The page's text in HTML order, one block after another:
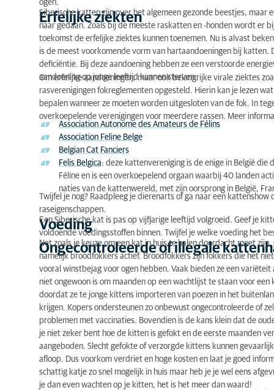
Vijf weetjes over Siberische katten
ogen.
Erfelijke ziekten
Siberische katten zijn over het algemeen gezonde beestjes, maar
naar gedaan. Zoals bij de meeste raskatten en -honden wordt er
toekomst de erfelijke ziektes kunnen toenemen. Nu is alvast
is de meest voorkomende vorm van hartaandoeningen bij
deficiëntie. Bij deze aandoening hebben ze een verstoorde
aandoening op jonge leeftijd kunnen sterven.
Om erfelijke aandoeningen, maar ook belangrijke virale ziektes
rasverenigingen fokreglementen opgesteld. Hierin kan je lezen
bepalen wanneer ze moeten worden uitgesloten van de fok. In
overkoepelende verenigingen voor meerdere rassen. Meer
Association Autonome des Amateurs de Félins
Association Feline Belge
Belgian Cat Fanciers
Felis Belgica: deze kattenvereniging is de enige in België
Féline en is een overkoepelend orgaan waarbij 40 landen
naties van de kattenwereld, met zijn oorsprong in België,
Twijfel je nog? Raadpleeg je dierenarts of ga naar een
raseigenschappen.
Voeding
Een Siberische kat is pas op vijfjarige leeftijd volgroeid. Geef je
voldoende voedingsstoffen binnen. Twijfel je welke voeding het
Ongecontroleerde of illegale
Net zoals je keuze om een kat in huis te halen doordacht moet
namelijk broodfokkers actief. Broodfokkers zijn fokkers die het
vooral winstbejag voor ogen hebben. Vaak bieden ze een
niet ongewoon is om maanden op een wachtlijst te staan voor
doordat ze te jonge kittens importeren van poezen in het
krijgen. Kopers ondersteunen zo onbewust ongecontroleerde of
problemen met vaccinaties. Bovendien is de kans klein dat de
je niet zeker bent hoe de kitten is gefokt en de eerste maanden
aangeboden. Slecht gefokte of verzorgde kittens kunnen
afloop. Dus voorkom verdriet en hoge kosten en laat je goed
schattig katje zo snel mogelijk in huis maar heb je je wel eens
je dan even wachten op je kitten, het is het meer dan waard!